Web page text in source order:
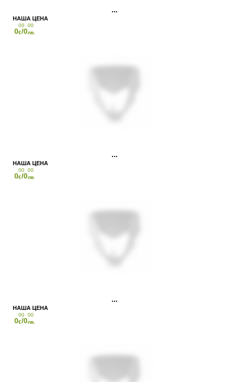
0
00
€/0
00
лв.
0
00
€/0
00
лв.
0
00
€/0
00
лв.